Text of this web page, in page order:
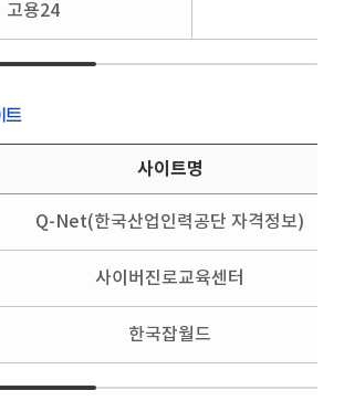
고용24
트
사이트명
Q-Net(한국산업인력공단 자격정보)
사이버진로교육센터
한국잡월드